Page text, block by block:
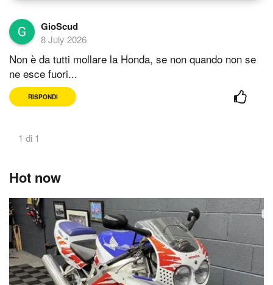
GioScud
8 July 2026
Non è da tutti mollare la Honda, se non quando non se
ne esce fuori...
RISPONDI
1 di 1
Hot now